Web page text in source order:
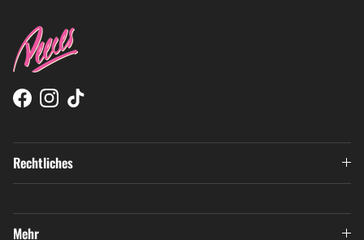
Facebook
Instagram
TikTok
Rechtliches
Mehr